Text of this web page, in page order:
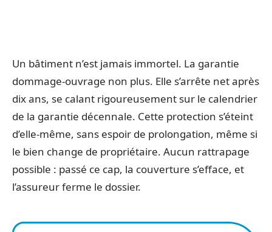
Un bâtiment n’est jamais immortel. La garantie
dommage-ouvrage non plus. Elle s’arrête net après
dix ans, se calant rigoureusement sur le calendrier
de la garantie décennale. Cette protection s’éteint
d’elle-même, sans espoir de prolongation, même si
le bien change de propriétaire. Aucun rattrapage
possible : passé ce cap, la couverture s’efface, et
l’assureur ferme le dossier.